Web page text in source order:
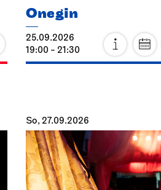
Onegin
25.09.2026
19:00 - 21:30
So, 27.09.2026